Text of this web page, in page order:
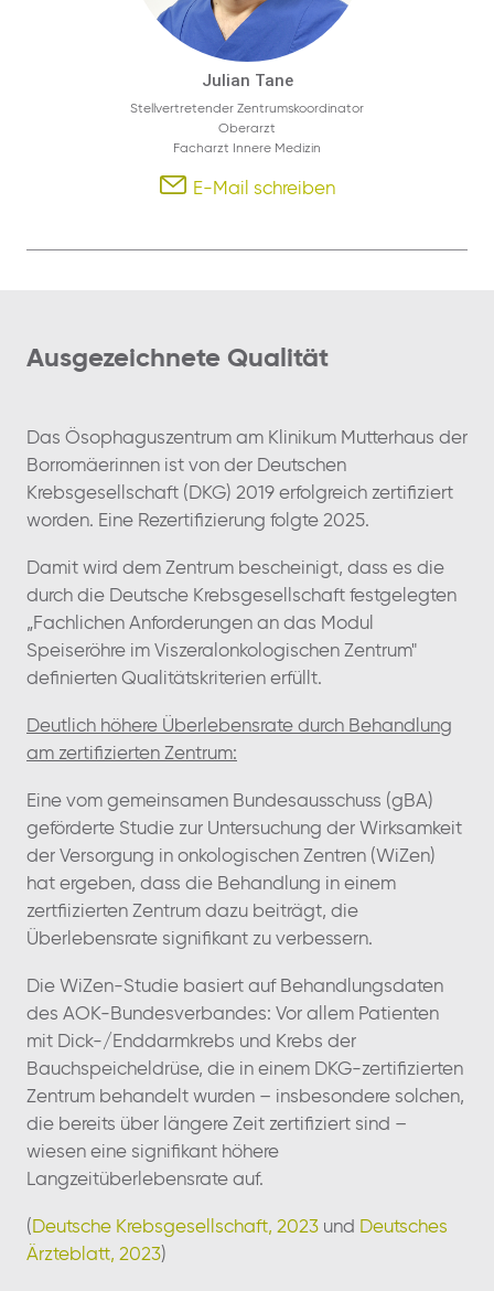
Julian Tane
Stellvertretender Zentrumskoordinator
Oberarzt
Facharzt Innere Medizin
E-Mail schreiben
Ausgezeichnete Qualität
Das Ösophaguszentrum am Klinikum Mutterhaus der
Borromäerinnen ist von der Deutschen
Krebsgesellschaft (DKG) 2019 erfolgreich zertifiziert
worden. Eine Rezertifizierung folgte 2025.
Damit wird dem Zentrum bescheinigt, dass es die
durch die Deutsche Krebsgesellschaft festgelegten
„Fachlichen Anforderungen an das Modul
Speiseröhre im Viszeralonkologischen Zentrum"
definierten Qualitätskriterien erfüllt.
Deutlich höhere Überlebensrate durch Behandlung
am zertifizierten Zentrum:
Eine vom gemeinsamen Bundesausschuss (gBA)
geförderte Studie zur Untersuchung der Wirksamkeit
der Versorgung in onkologischen Zentren (WiZen)
hat ergeben, dass die Behandlung in einem
zertfiizierten Zentrum dazu beiträgt, die
Überlebensrate signifikant zu verbessern.
Die WiZen-Studie basiert auf Behandlungsdaten
des AOK-Bundesverbandes: Vor allem Patienten
mit Dick-/Enddarmkrebs und Krebs der
Bauchspeicheldrüse, die in einem DKG-zertifizierten
Zentrum behandelt wurden – insbesondere solchen,
die bereits über längere Zeit zertifiziert sind –
wiesen eine signifikant höhere
Langzeitüberlebensrate auf.
( Deutsche Krebsgesellschaft, 2023 und Deutsches
Ärzteblatt, 2023)